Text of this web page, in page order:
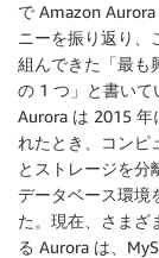
で Amazon
ニーを振り返り、
組んできた「最も
の 1 つ」と書いて
Aurora は 2015 年
れたとき、コンピ
とストレージを分
データベース環境
た。現在、さまざ
る Aurora は、